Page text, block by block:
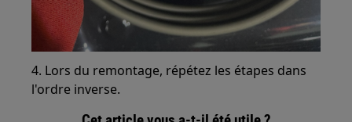
4. Lors du remontage, répétez les étapes dans
l'ordre inverse.